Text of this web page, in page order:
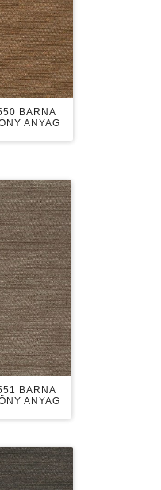
BARNA
ANYAG
BARNA
ANYAG